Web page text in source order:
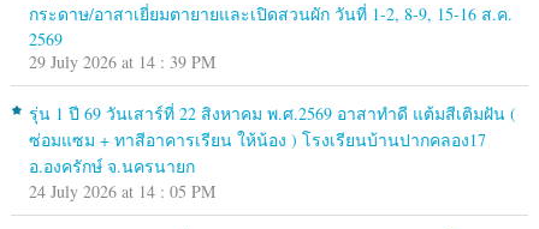
กระดาษ/อาสาเยี่ยมตายายและเปิดสวนผัก วันที่ 1-2, 8-9, 15-16 ส.ค.
2569
29 July 2026 at 14 : 39 PM
รุ่น 1 ปี 69 วันเสาร์ที่ 22 สิงหาคม พ.ศ.2569 อาสาทำดี แต้มสีเติมฝัน (
ซ่อมแซม + ทาสีอาคารเรียน ให้น้อง ) โรงเรียนบ้านปากคลอง17
อ.องครักษ์ จ.นครนายก
24 July 2026 at 14 : 05 PM